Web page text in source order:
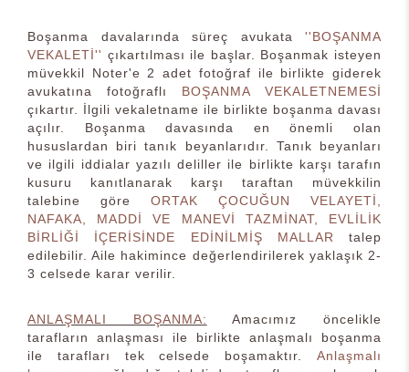
Boşanma davalarında süreç avukata ''BOŞANMA
VEKALETİ'' çıkartılması ile başlar. Boşanmak isteyen
müvekkil Noter'e 2 adet fotoğraf ile birlikte giderek
avukatına fotoğraflı BOŞANMA VEKALETNEMESİ
çıkartır. İlgili vekaletname ile birlikte boşanma davası
açılır. Boşanma davasında en önemli olan
hususlardan biri tanık beyanlarıdır. Tanık beyanları
ve ilgili iddialar yazılı deliller ile birlikte karşı tarafın
kusuru kanıtlanarak karşı taraftan müvekkilin
talebine göre ORTAK ÇOCUĞUN VELAYETİ,
NAFAKA, MADDİ VE MANEVİ TAZMİNAT, EVLİLİK
BİRLİĞİ İÇERİSİNDE EDİNİLMİŞ MALLAR
talep
edilebilir. Aile hakimince değerlendirilerek yaklaşık 2-
3 celsede karar verilir.
ANLAŞMALI BOŞANMA:
Amacımız öncelikle
tarafların anlaşması ile birlikte anlaşmalı boşanma
ile tarafları tek celsede boşamaktır. Anlaşmalı